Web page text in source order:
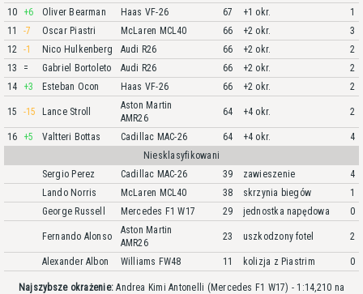
10
+6 Oliver Bearman Haas VF-26 67 +1 okr.
1
11
-7 Oscar Piastri McLaren MCL40 66 +2 okr.
3
12 -1 Nico Hulkenberg Audi R26 66 +2 okr.
2
13
= Gabriel Bortoleto Audi R26 66 +2 okr.
2
14
+3 Esteban Ocon Haas VF-26 66 +2 okr. 2
15 -15 Lance Stroll
Aston Martin
AMR26
64 +4 okr. 2
16 +5 Valtteri Bottas Cadillac MAC-26 64 +4 okr.
4
Niesklasyfikowani
Sergio Perez
Cadillac MAC-26 39 zawieszenie
4
Lando Norris
McLaren MCL40 38 skrzynia biegów
1
George Russell
Mercedes F1 W17 29 jednostka napędowa 0
Fernando Alonso
Aston Martin
AMR26
23 uszkodzony fotel 2
Alexander Albon Williams FW48 11 kolizja z Piastrim 0
Najszybsze okrażenie: Andrea Kimi Antonelli (Mercedes F1 W17) - 1:14,210 na